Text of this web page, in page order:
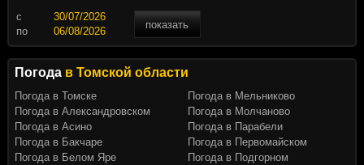
c
показать
по
Погода в Томской области
Погода в Томске
Погода в Александровском
Погода в Асино
Погода в Бакчаре
Погода в Белом Яре
Погода в Мельниково
Погода в Молчаново
Погода в Парабели
Погода в Первомайском
Погода в Подгорном